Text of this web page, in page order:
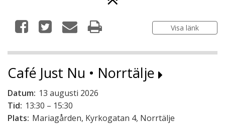
Visa länk
Café Just Nu • Norrtälje
Datum: 13 augusti 2026
Tid: 13:30 – 15:30
Plats: Mariagården, Kyrkogatan 4, Norrtälje